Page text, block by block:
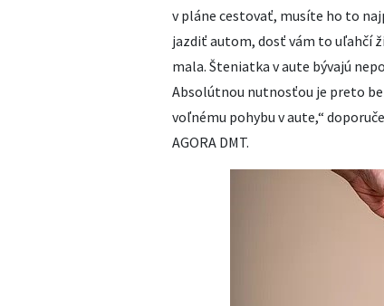
v pláne cestovať, musíte ho to
jazdiť autom, dosť vám to uľahčí
mala. Šteniatka v aute bývajú
Absolútnou nutnosťou je preto
voľnému pohybu v aute,“
AGORA DMT.